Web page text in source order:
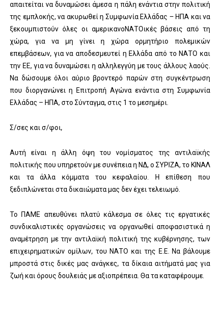
απαιτείται να δυναμώσει άμεσα η πάλη ενάντια στην πολιτική
της εμπλοκής, να ακυρωθεί η Συμφωνία Ελλάδας – ΗΠΑ και να
ξεκουμπιστούν όλες οι αμερικανοΝΑΤΟικές βάσεις από τη
χώρα, για να μη γίνει η χώρα ορμητήριο πολεμικών
επεμβάσεων, για να αποδεσμευτεί η Ελλάδα από το ΝΑΤΟ και
την ΕΕ, για να δυναμώσει η αλληλεγγύη με τους άλλους λαούς.
Να δώσουμε όλοι αύριο βροντερό παρών στη συγκέντρωση
που διοργανώνει η Επιτροπή Αγώνα ενάντια στη Συμφωνία
Ελλάδας – ΗΠΑ, στο Σύνταγμα, στις 1 το μεσημέρι.
Σ/σες και σ/φοι,
Αυτή είναι η άλλη όψη του νομίσματος της αντιλαϊκής
πολιτικής που υπηρετούν με συνέπεια η ΝΔ, ο ΣΥΡΙΖΑ, το ΚΙΝΑΛ
και τα άλλα κόμματα του κεφαλαίου. Η επίθεση που
ξεδιπλώνεται στα δικαιώματα μας δεν έχει τελειωμό.
Το ΠΑΜΕ απευθύνει πλατύ κάλεσμα σε όλες τις εργατικές
συνδικαλιστικές οργανώσεις να οργανωθεί αποφασιστικά η
αναμέτρηση με την αντιλαϊκή πολιτική της κυβέρνησης, των
επιχειρηματικών ομίλων, του ΝΑΤΟ και της Ε.Ε. Να βάλουμε
μπροστά στις δικές μας ανάγκες, τα δίκαια αιτήματά μας για
ζωή και όρους δουλειάς με αξιοπρέπεια. Θα τα καταφέρουμε.